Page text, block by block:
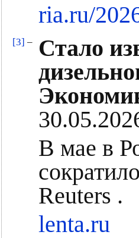
ria.ru/
[3] –
Стало
В мае в
Reuters .
lenta.ru